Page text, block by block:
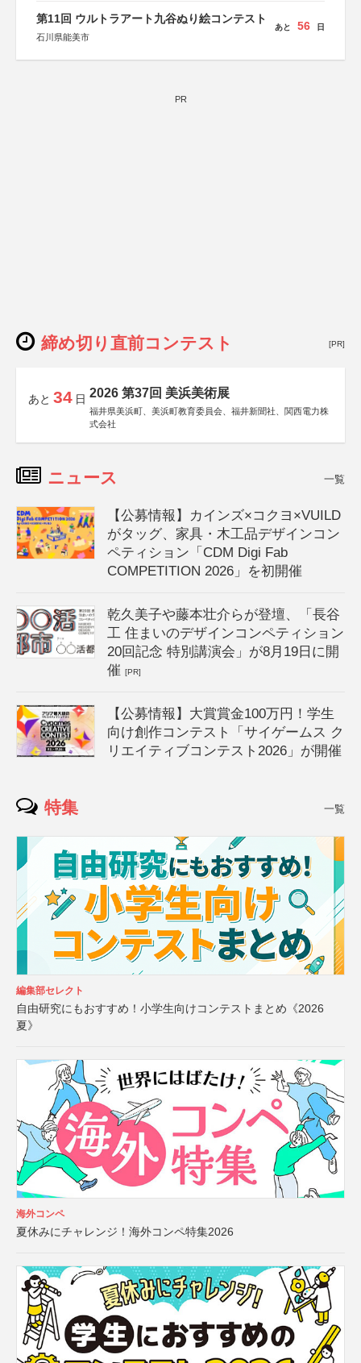
第11回 ウルトラアート九谷ぬり絵コンテスト
石川県能美市
あと 56 日
PR
締め切り直前コンテスト [PR]
あと 34 日 2026 第37回 美浜美術展
福井県美浜町、美浜町教育委員会、福井新聞社、関西電力株
式会社
ニュース 一覧
【公募情報】カインズ×コクヨ×VUILD
がタッグ、家具・木工品デザインコン
ペティション「CDM Digi Fab
COMPETITION 2026」を初開催
乾久美子や藤本壮介らが登壇、「長谷
工 住まいのデザインコンペティション
20回記念 特別講演会」が8月19日に開
催[PR]
【公募情報】大賞賞金100万円！学生
向け創作コンテスト「サイゲームス ク
リエイティブコンテスト2026」が開催
特集 一覧
編集部セレクト
自由研究にもおすすめ！小学生向けコンテストまとめ《2026
夏》
海外コンペ
夏休みにチャレンジ！海外コンペ特集2026